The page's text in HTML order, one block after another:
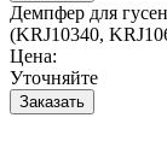
Демпфер для
(KRJ10340,
Цена:
Уточняйте